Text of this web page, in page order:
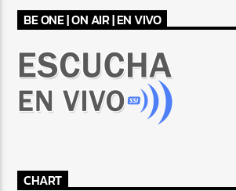
BE ONE | ON AIR | EN VIVO
CHART